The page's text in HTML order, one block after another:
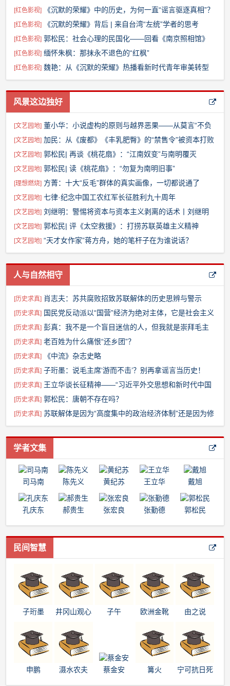
席如何识破陷阱，预判战局？【王立华31】
[红色影视] 《沉默的荣耀》中的历史，为何一直“谣言驱逐真相”？
[红色影视] 《沉默的荣耀》背后 | 来自台湾“左统”学者的思考
[红色影视] 郭松民：社会心理的民国化——回看《南京照相馆》
[红色影视] 缅怀朱枫：那抹永不退色的“红枫”
[红色影视] 魏艳：从《沉默的荣耀》热播看新时代青年审美转型
的深层逻辑
风景这边独好
[文艺园地] 董小华：小说虚构的原则与越界恶果——从莫言“不负
责再现历史”说起
[文艺园地] 加民：从《废都》《丰乳肥臀》的“禁售令”被资本打败
说起
[文艺园地] 郭松民| 再谈《桃花扇》：“江南奴变”与南明覆灭
[文艺园地] 郭松民| 读《桃花扇》：“勿复为南明旧事”
[理想燃烧] 方菁：十大“反毛”群体的真实画像，一切都说通了
[文艺园地] 七律·纪念中国工农红军长征胜利九十周年
[文艺园地] 刘继明：警惕将资本与资本主义剥离的话术丨刘继明
随想录之观察与思考(1)
[文艺园地] 郭松民| 评《太空救援》：打捞苏联英雄主义精神
[文艺园地] “天才女作家”蒋方舟，她的笔杆子在为谁说话？
人与自然相守
[历史求真] 肖志夫：苏共腐败招致苏联解体的历史思辨与警示
[历史求真] 国民党反动派以“国营”经济为绝对主体，它是社会主义
吗？
[历史求真] 彭真：我不是一个盲目迷信的人，但我就是崇拜毛主
席！
[历史求真] 老百姓为什么痛恨“还乡团”？
[历史求真] 《中流》杂志史略
[历史求真] 子珩墨：说毛主席‘游而不击’？别再拿谣言当历史！
[历史求真] 王立华谈长征精神——“习近平外交思想和新时代中国
外交”网深度对话（六）
[历史求真] 郭松民：唐朝不存在吗？
[历史求真] 苏联解体是因为“高度集中的政治经济体制”还是因为修
正主义？
学者文集
司马南 陈先义 黄纪苏 王立华 戴旭
孔庆东 郝贵生 张宏良 张勤德 郭松民
民间智慧
子珩墨 井冈山观心 子午 欧洲金靴 由之说
申鹏 滠水农夫 蔡金安 篝火 宁可抗日死